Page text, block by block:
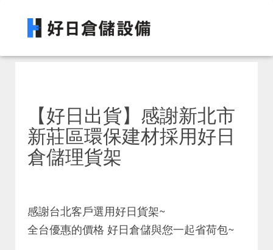
【好日出貨】感謝新北市
新莊區環保建材採用好日
倉儲理貨架
感謝台北客戶選用好日貨架~
全台優惠的價格 好日倉儲與您一起省荷包~